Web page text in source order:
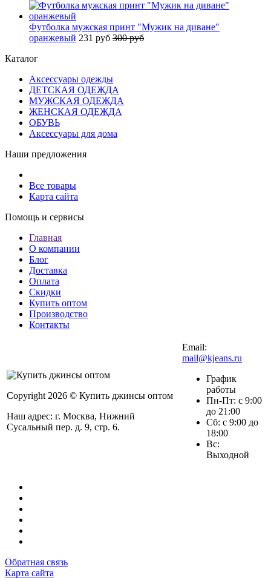
Футболка мужская принт "Мужик на диване"
оранжевый 231 руб 300 руб
Каталог
Аксессуары одежды
ДЕТСКАЯ ОДЕЖДА
МУЖСКАЯ ОДЕЖДА
ЖЕНСКАЯ ОДЕЖДА
ОБУВЬ
Аксессуары для дома
Наши предложения
Все товары
Карта сайта
Помощь и сервисы
Главная
О компании
Блог
Доставка
Оплата
Скидки
Купить оптом
Производство
Контакты
Copyright 2026 © Купить джинсы оптом
Наш адрес: г. Москва, Нижний
Сусальный пер. д. 9, стр. 6.
Email:
mail@kjeans.ru
График
работы
Пн-Пт: с 9:00
до 21:00
Сб: с 9:00 до
18:00
Вс:
Выходной
Обратная связь
Карта сайта